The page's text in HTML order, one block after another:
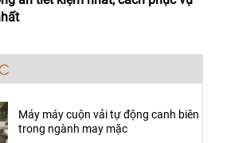
Máy máy cuộn vải tự động canh biên
trong ngành may mặc